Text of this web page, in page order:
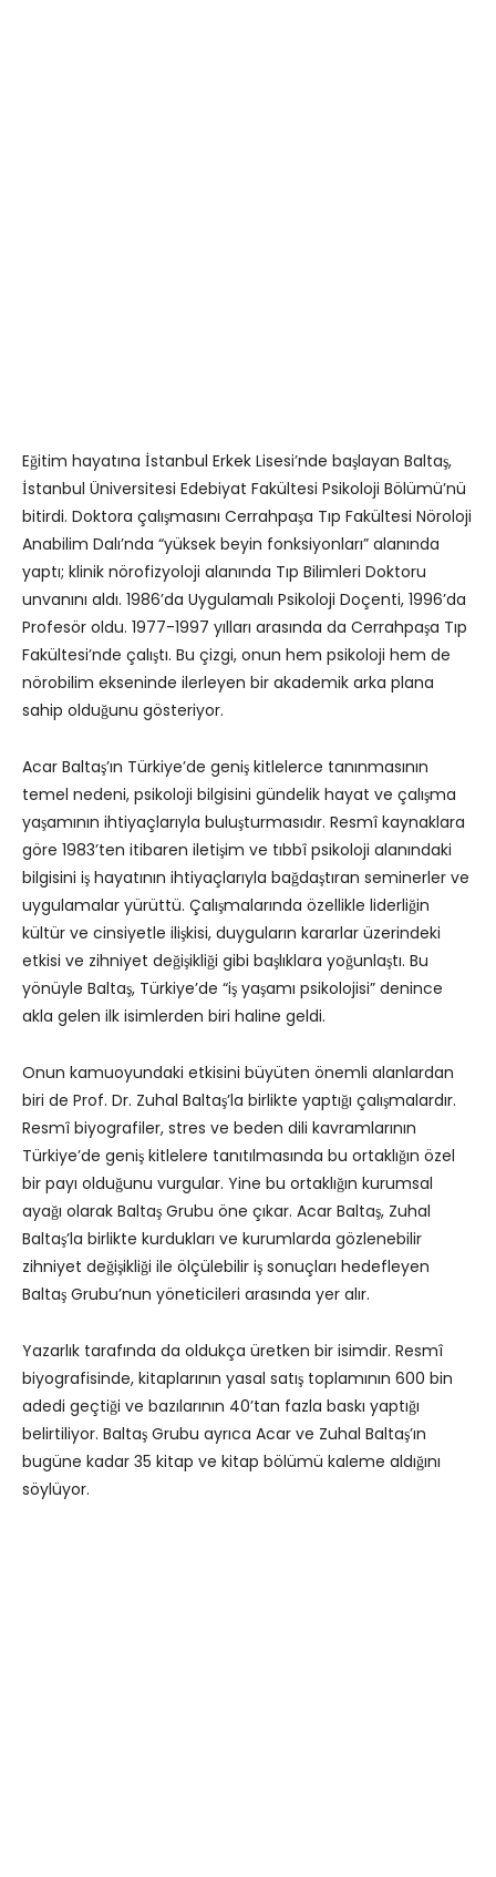
Eğitim hayatına İstanbul Erkek Lisesi’nde başlayan Baltaş,
İstanbul Üniversitesi Edebiyat Fakültesi Psikoloji Bölümü’nü
bitirdi. Doktora çalışmasını Cerrahpaşa Tıp Fakültesi Nöroloji
Anabilim Dalı’nda “yüksek beyin fonksiyonları” alanında
yaptı; klinik nörofizyoloji alanında Tıp Bilimleri Doktoru
unvanını aldı. 1986’da Uygulamalı Psikoloji Doçenti, 1996’da
Profesör oldu. 1977-1997 yılları arasında da Cerrahpaşa Tıp
Fakültesi’nde çalıştı. Bu çizgi, onun hem psikoloji hem de
nörobilim ekseninde ilerleyen bir akademik arka plana
sahip olduğunu gösteriyor.
Acar Baltaş’ın Türkiye’de geniş kitlelerce tanınmasının
temel nedeni, psikoloji bilgisini gündelik hayat ve çalışma
yaşamının ihtiyaçlarıyla buluşturmasıdır. Resmî kaynaklara
göre 1983’ten itibaren iletişim ve tıbbî psikoloji alanındaki
bilgisini iş hayatının ihtiyaçlarıyla bağdaştıran seminerler ve
uygulamalar yürüttü. Çalışmalarında özellikle liderliğin
kültür ve cinsiyetle ilişkisi, duyguların kararlar üzerindeki
etkisi ve zihniyet değişikliği gibi başlıklara yoğunlaştı. Bu
yönüyle Baltaş, Türkiye’de “iş yaşamı psikolojisi” denince
akla gelen ilk isimlerden biri haline geldi.
Onun kamuoyundaki etkisini büyüten önemli alanlardan
biri de Prof. Dr. Zuhal Baltaş’la birlikte yaptığı çalışmalardır.
Resmî biyografiler, stres ve beden dili kavramlarının
Türkiye’de geniş kitlelere tanıtılmasında bu ortaklığın özel
bir payı olduğunu vurgular. Yine bu ortaklığın kurumsal
ayağı olarak Baltaş Grubu öne çıkar. Acar Baltaş, Zuhal
Baltaş’la birlikte kurdukları ve kurumlarda gözlenebilir
zihniyet değişikliği ile ölçülebilir iş sonuçları hedefleyen
Baltaş Grubu’nun yöneticileri arasında yer alır.
Yazarlık tarafında da oldukça üretken bir isimdir. Resmî
biyografisinde, kitaplarının yasal satış toplamının 600 bin
adedi geçtiği ve bazılarının 40’tan fazla baskı yaptığı
belirtiliyor. Baltaş Grubu ayrıca Acar ve Zuhal Baltaş’ın
bugüne kadar 35 kitap ve kitap bölümü kaleme aldığını
söylüyor.